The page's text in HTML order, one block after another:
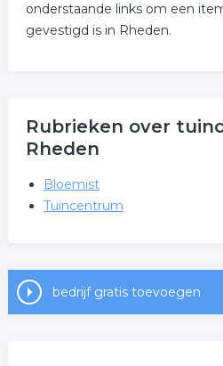
onderstaande links om een
gevestigd is in Rheden.
Rubrieken over
Rheden
Bloemist
Tuincentrum
bedrijf gratis toevoegen